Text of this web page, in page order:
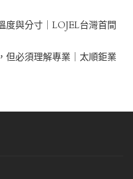
度與分寸｜LOJEL台灣首間
但必須理解專業｜太順鉅業